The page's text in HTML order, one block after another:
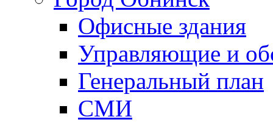
Офисные здания
Управляющие и
Генеральный план
СМИ